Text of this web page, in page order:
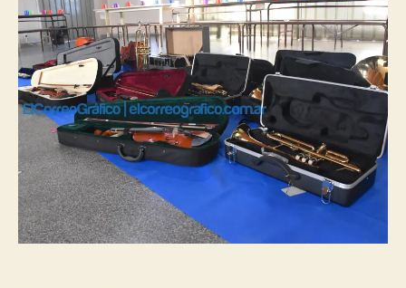
Orquesta
Escuela
de
Berisso